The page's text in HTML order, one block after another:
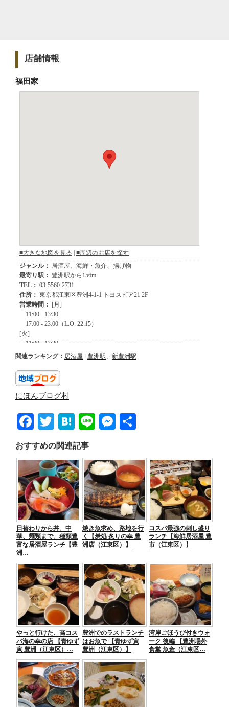
店舗情報
福田家
関連ランキング： 居酒屋 | 豊洲駅 新豊洲駅
にほんブログ村
F
a
c
e
b
o
o
k
T
wi
tt
er
H
at
e
n
a
Li
e
M
ss
e
n
g
er
おすすめの関連記事
日替わりから丼、中
華、麺類まで、種類豊
富な居酒屋ランチ【豊
洲…
焼き魚求め、路地を行
く【炭処 炙りの幸 豊
洲店（江東区）】
コスパ最強の刺し盛り
ランチ【海鮮居酒屋 豊
市（江東区）】
やっと行けた、高コス
パ海の幸の店 【青ゆず
寅 豊洲（江東区）…
豊洲でのラストランチ
はお魚で 【青ゆず寅
豊洲（江東区）】
湾岸ごほうび付きウォ
ーク 後編 【豊洲場外
食堂 魚金（江東区…